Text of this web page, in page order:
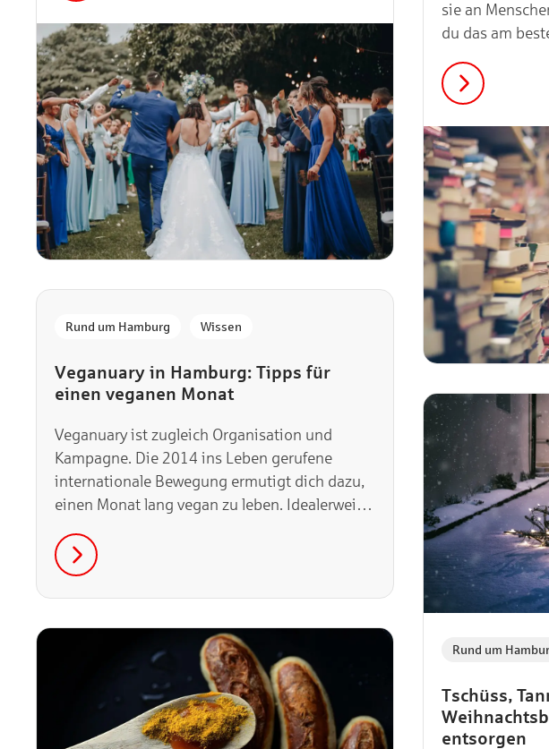
sie an
du das am
Veganuary in Hamburg: Tipps für
einen veganen Monat
Rund um Hamburg Wissen
Veganuary ist zugleich Organisation und
Kampagne. Die 2014 ins Leben gerufene
internationale Bewegung ermutigt dich dazu,
einen Monat lang vegan zu leben. Idealerweise
andeutet – im Januar. Aber es spricht auch
nichts dagegen, deinen tierfreien Probemonat
zu jedem anderen Zeitpunkt im Jahr
Tschüss,
entsorgen
Rund um